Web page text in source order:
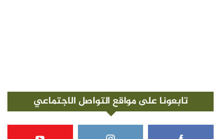
تابعونا على مواقع التواصل الاجتماعي